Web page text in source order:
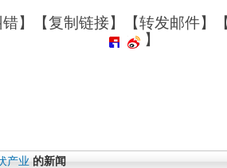
】【复制链接】【转发邮件】
】
产业 的新闻